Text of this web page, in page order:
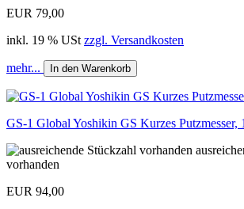
EUR 79,00
inkl. 19 % USt zzgl. Versandkosten
mehr... In den Warenkorb
GS-1 Global Yoshikin GS Kurzes Putzmesser,
vorhanden
EUR 94,00